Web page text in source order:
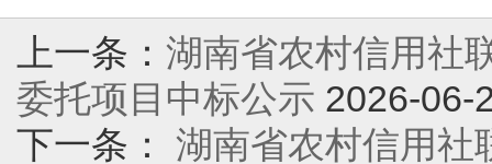
上一条： 湖南省农村信用社
委托项目中标公示 2026-06-
下一条：
湖南省农村信用社